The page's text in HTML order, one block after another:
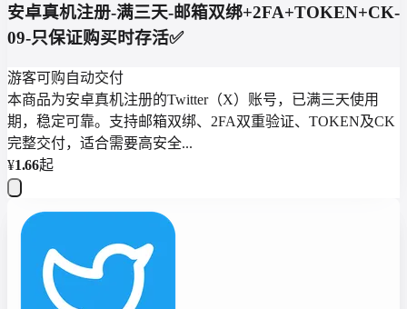
安卓真机注册-满三天-邮箱双绑+2FA+TOKEN+CK-
09-只保证购买时存活✅
游客可购自动交付
本商品为安卓真机注册的Twitter（X）账号，已满三天使用
期，稳定可靠。支持邮箱双绑、2FA双重验证、TOKEN及CK
完整交付，适合需要高安全...
¥1.66起